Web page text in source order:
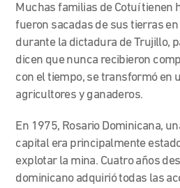
Muchas familias de Cotuí tienen
fueron sacadas de sus tierras
durante la dictadura de Trujillo,
dicen que nunca recibieron
con el tiempo, se transformó en
agricultores y ganaderos.
En 1975, Rosario Dominicana,
capital era principalmente
explotar la mina. Cuatro años
dominicano adquirió todas las